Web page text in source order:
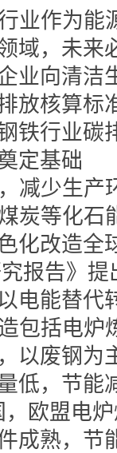
业作为能
域，未来
业向清洁
放核算标
铁行业碳
定基础
减少生产
炭等化石
化改造全
报告》
电能替代
包括电炉
以废钢为
低，节能
欧盟电
成熟，节